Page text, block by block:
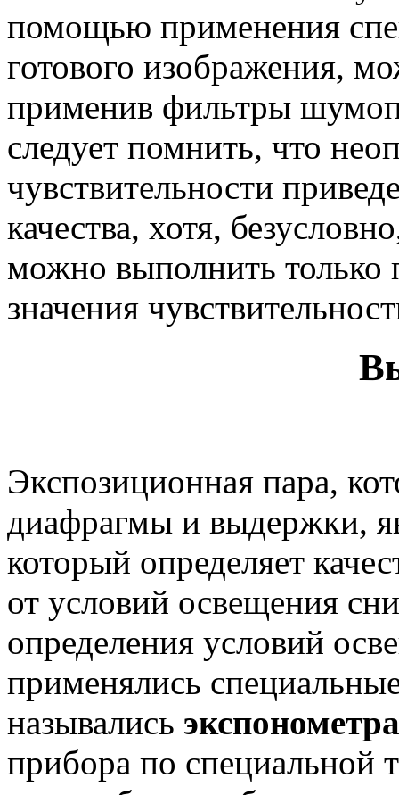
помощью применения
готового изображения,
применив фильтры
следует помнить, что
чувствительности
качества, хотя,
можно выполнить только
значения
Экспозиционная пара,
диафрагмы и выдержки,
который определяет
от условий освещения
определения условий
применялись
назывались
прибора по специальной